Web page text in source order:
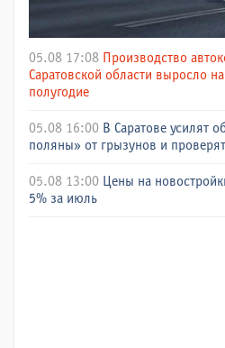
05.08 17:08 Производство
Саратовской области выросло
полугодие
05.08 16:00 В Саратове усилят
поляны» от грызунов и
05.08 13:00 Цены на
5% за июль